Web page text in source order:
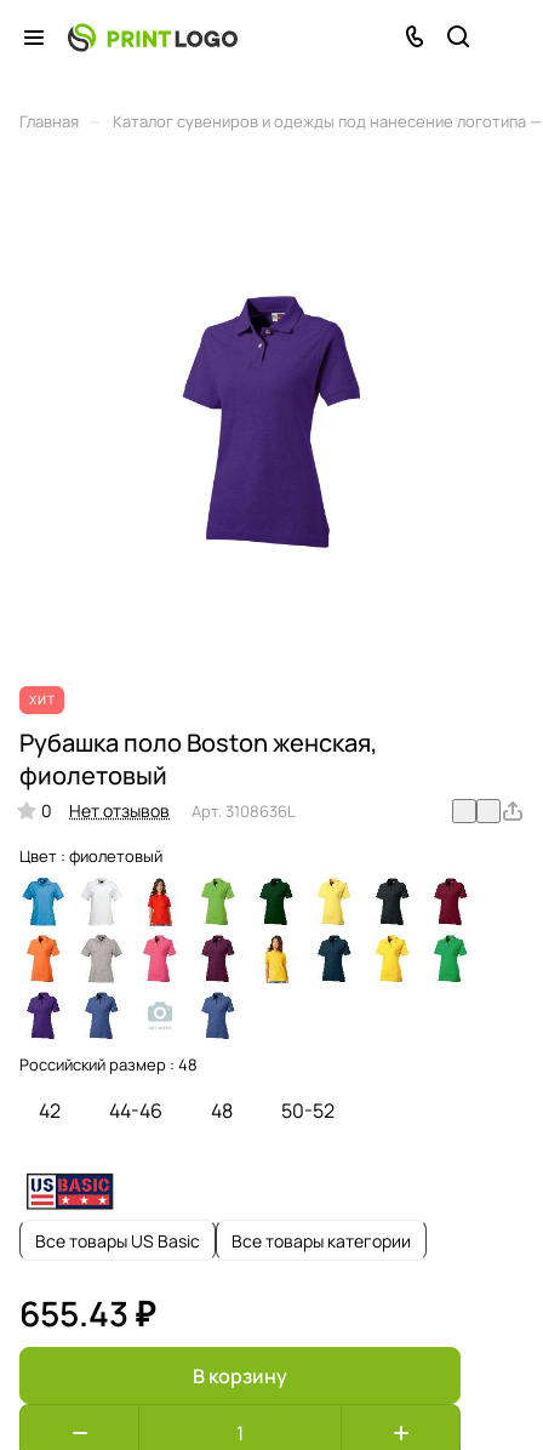
Главная Каталог сувениров и одежды под нанесение логотипа
ХИТ
Рубашка поло Boston женская,
фиолетовый
0 Нет отзывов Арт. 3108636L
Цвет : фиолетовый
Российский размер : 48
42 44-46 48 50-52
Все товары US Basic Все товары категории
655.43 ₽
В корзину